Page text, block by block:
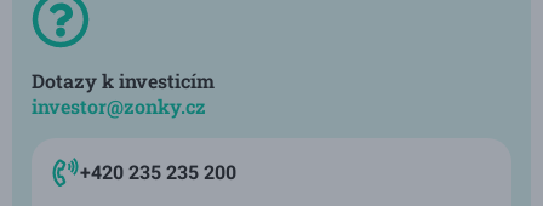
Dotazy k investicím
investor@zonky.cz
+420 235 235 200